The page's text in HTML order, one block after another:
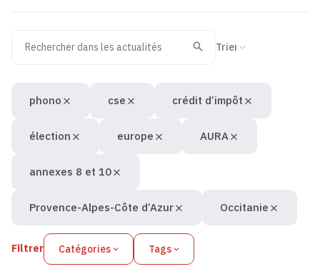
Recherche
Valider
Filtrer Catégories Tags
phono cse crédit d’impôt
élection europe AURA
annexes 8 et 10
Provence-Alpes-Côte d’Azur Occitanie